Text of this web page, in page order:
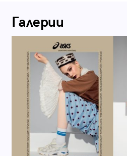
Галерии